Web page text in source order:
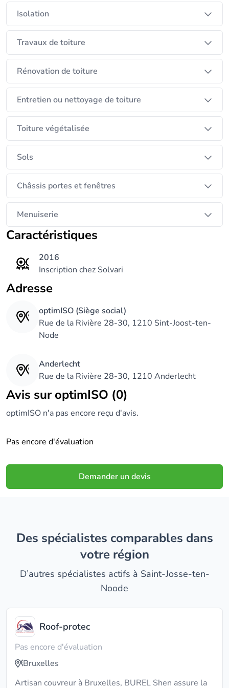
internet: www.optimiso.be
Isolation
Travaux de toiture
Rénovation de toiture
Entretien ou nettoyage de toiture
Toiture végétalisée
Sols
Châssis portes et fenêtres
Menuiserie
Caractéristiques
2016
Inscription chez Solvari
Adresse
optimISO (Siège social)
Rue de la Rivière 28-30, 1210 Sint-Joost-ten-
Node
Anderlecht
Rue de la Rivière 28-30, 1210 Anderlecht
Avis sur optimISO (0)
optimISO n'a pas encore reçu d'avis.
Pas encore d'évaluation
Demander un devis
Des spécialistes comparables dans
votre région
D’autres spécialistes actifs à Saint-Josse-ten-
Noode
Roof-protec
Pas encore d'évaluation
Bruxelles
Artisan couvreur à Bruxelles, BUREL Shen assure la